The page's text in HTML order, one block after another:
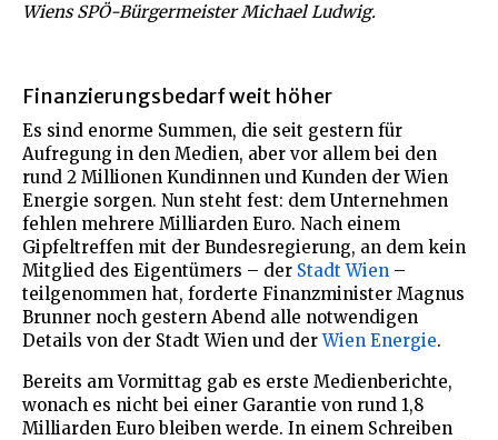
Wiens SPÖ-Bürgermeister Michael Ludwig.
Finanzierungsbedarf weit höher
Es sind enorme Summen, die seit gestern für
Aufregung in den Medien, aber vor allem bei den
rund 2 Millionen Kundinnen und Kunden der Wien
Energie sorgen. Nun steht fest: dem Unternehmen
fehlen mehrere Milliarden Euro. Nach einem
Gipfeltreffen mit der Bundesregierung, an dem kein
Mitglied des Eigentümers – der Stadt Wien –
teilgenommen hat, forderte Finanzminister Magnus
Brunner noch gestern Abend alle notwendigen
Details von der Stadt Wien und derWien Energie.
Bereits am Vormittag gab es erste Medienberichte,
wonach es nicht bei einer Garantie von rund 1,8
Milliarden Euro bleiben werde. In einem Schreiben